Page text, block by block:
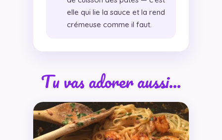
elle qui lie la sauce et la rend
crémeuse comme il faut.
Tu vas adorer aussi…